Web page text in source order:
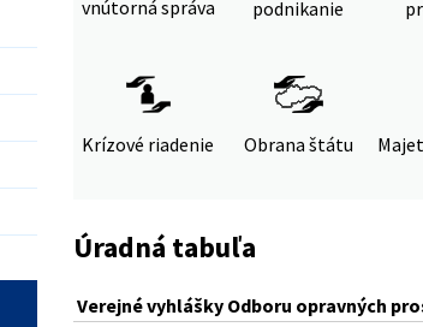
vnútorná správa
podnikanie
Krízové riadenie Obrana štátu
Úradná tabuľa
Verejné vyhlášky Odboru opravných